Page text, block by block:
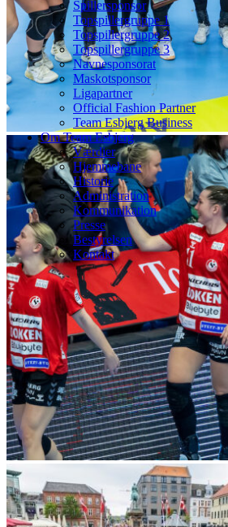
Spillersponsor
Topspillergruppe 1
Topspillergruppe 2
Topspillergruppe 3
Navnesponsorat
Maskotsponsor
Ligapartner
Official Fashion Partner
Team Esbjerg Business
Om Team Esbjerg
Værdier
Hjemmebane
Historie
Administration
Kommunikation
Presse
Bestyrelsen
Kontakt